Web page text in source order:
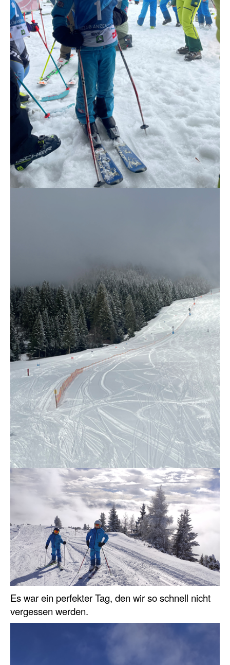
Es war ein perfekter Tag, den wir so schnell nicht
vergessen werden.